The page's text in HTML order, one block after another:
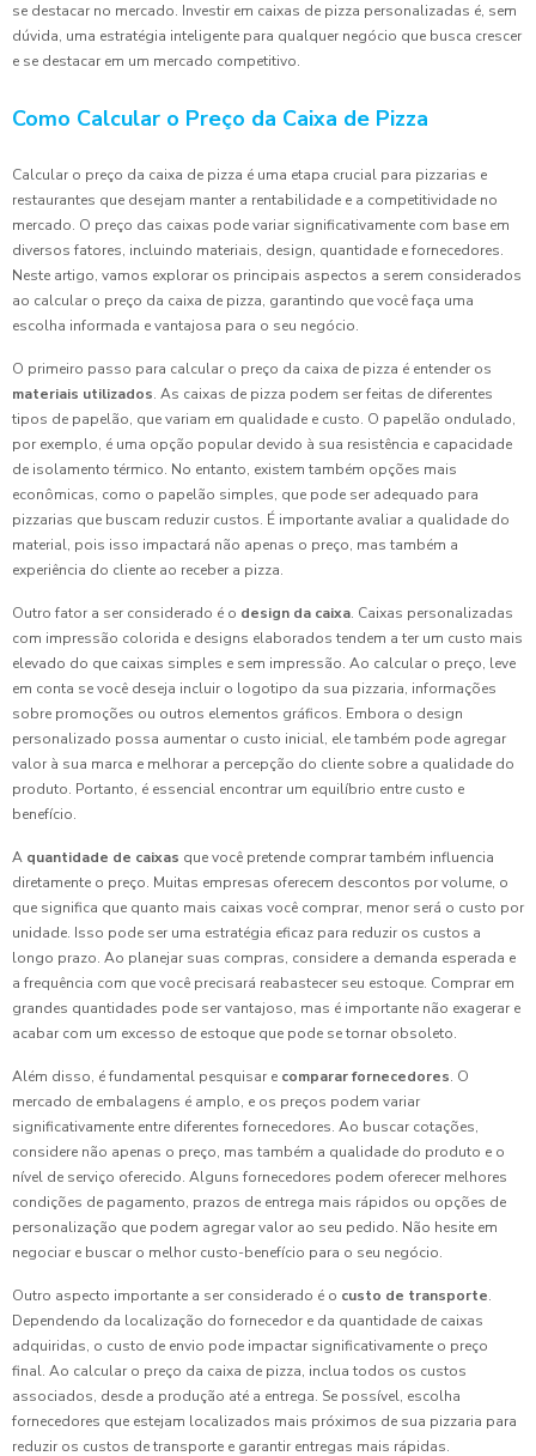
se destacar no mercado. Investir em caixas de pizza personalizadas é, sem
dúvida, uma estratégia inteligente para qualquer negócio que busca crescer
e se destacar em um mercado competitivo.
Como Calcular o Preço da Caixa de Pizza
Calcular o preço da caixa de pizza é uma etapa crucial para pizzarias e
restaurantes que desejam manter a rentabilidade e a competitividade no
mercado. O preço das caixas pode variar significativamente com base em
diversos fatores, incluindo materiais, design, quantidade e fornecedores.
Neste artigo, vamos explorar os principais aspectos a serem considerados
ao calcular o preço da caixa de pizza, garantindo que você faça uma
escolha informada e vantajosa para o seu negócio.
O primeiro passo para calcular o preço da caixa de pizza é entender os
materiais utilizados. As caixas de pizza podem ser feitas de diferentes
tipos de papelão, que variam em qualidade e custo. O papelão ondulado,
por exemplo, é uma opção popular devido à sua resistência e capacidade
de isolamento térmico. No entanto, existem também opções mais
econômicas, como o papelão simples, que pode ser adequado para
pizzarias que buscam reduzir custos. É importante avaliar a qualidade do
material, pois isso impactará não apenas o preço, mas também a
experiência do cliente ao receber a pizza.
Outro fator a ser considerado é o design da caixa. Caixas personalizadas
com impressão colorida e designs elaborados tendem a ter um custo mais
elevado do que caixas simples e sem impressão. Ao calcular o preço, leve
em conta se você deseja incluir o logotipo da sua pizzaria, informações
sobre promoções ou outros elementos gráficos. Embora o design
personalizado possa aumentar o custo inicial, ele também pode agregar
valor à sua marca e melhorar a percepção do cliente sobre a qualidade do
produto. Portanto, é essencial encontrar um equilíbrio entre custo e
benefício.
A quantidade de caixas que você pretende comprar também influencia
diretamente o preço. Muitas empresas oferecem descontos por volume, o
que significa que quanto mais caixas você comprar, menor será o custo por
unidade. Isso pode ser uma estratégia eficaz para reduzir os custos a
longo prazo. Ao planejar suas compras, considere a demanda esperada e
a frequência com que você precisará reabastecer seu estoque. Comprar em
grandes quantidades pode ser vantajoso, mas é importante não exagerar e
acabar com um excesso de estoque que pode se tornar obsoleto.
Além disso, é fundamental pesquisar e comparar fornecedores. O
mercado de embalagens é amplo, e os preços podem variar
significativamente entre diferentes fornecedores. Ao buscar cotações,
considere não apenas o preço, mas também a qualidade do produto e o
nível de serviço oferecido. Alguns fornecedores podem oferecer melhores
condições de pagamento, prazos de entrega mais rápidos ou opções de
personalização que podem agregar valor ao seu pedido. Não hesite em
negociar e buscar o melhor custo-benefício para o seu negócio.
Outro aspecto importante a ser considerado é o custo de transporte.
Dependendo da localização do fornecedor e da quantidade de caixas
adquiridas, o custo de envio pode impactar significativamente o preço
final. Ao calcular o preço da caixa de pizza, inclua todos os custos
associados, desde a produção até a entrega. Se possível, escolha
fornecedores que estejam localizados mais próximos de sua pizzaria para
reduzir os custos de transporte e garantir entregas mais rápidas.